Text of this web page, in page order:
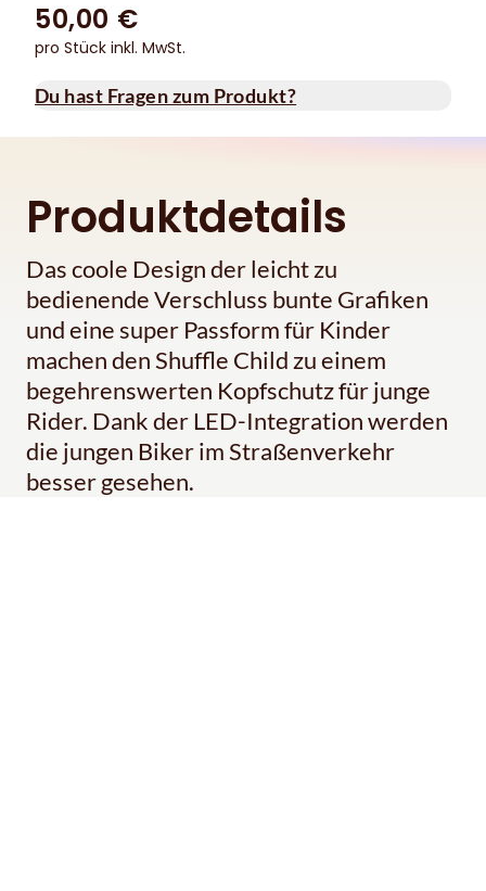
50,00 €
pro Stück inkl. MwSt.
Du hast Fragen zum Produkt?
Produktdetails
Das coole Design der leicht zu
bedienende Verschluss bunte Grafiken
und eine super Passform für Kinder
machen den Shuffle Child zu einem
begehrenswerten Kopfschutz für junge
Rider. Dank der LED-Integration werden
die jungen Biker im Straßenverkehr
besser gesehen.